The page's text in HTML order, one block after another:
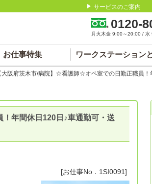
サービスのご案内
0120-
月火木金 9:00～20:00 /
お仕事特集 ワークステーション
大阪府茨木市/病院】☆看護師☆オペ室での日勤正職員
年間休日120日♪車通勤可・送
[お仕事No．1SI0091]